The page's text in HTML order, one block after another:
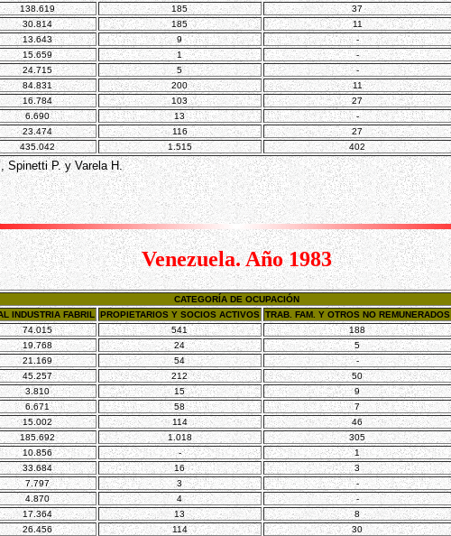
138.619 185 37
30.814 185 11
13.643 9 -
15.659 1 -
24.715 5 -
84.831 200 11
16.784 103 27
6.690 13 -
23.474 116 27
435.042 1.515 402
Spinetti P. y Varela H.
Venezuela. Año 1983
CATEGORÍA DE OCUPACIÓN
INDUSTRIA FABRIL PROPIETARIOS Y SOCIOS ACTIVOS TRAB. FAM. Y OTROS NO REMUNERADOS
74.015 541 188
19.768 24 5
21.169 54 -
45.257 212 50
3.810 15 9
6.671 58 7
15.002 114 46
185.692 1.018 305
10.856 - 1
33.684 16 3
7.797 3 -
4.870 4 -
17.364 13 8
26.456 114 30